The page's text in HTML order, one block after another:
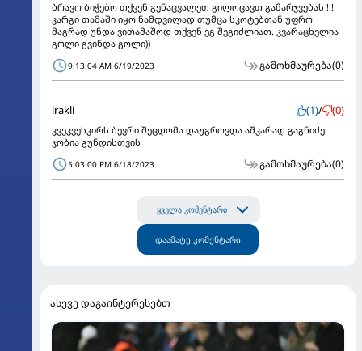
ბრავო ბიჭებო თქვენ გენაცვალეთ გილოცავთ გამარჯვებას !!!
კარგი თამაში იყო ნამდვილად თუმცა სკოტებთან უფრო
მაგრად უნდა ვითამაშოდ თქვენ ეგ შეგიძლიათ. კვარაცხელია
გოლი გვინდა გოლი))
9:13:04 AM 6/19/2023 გამოხმაურება(0)
irakli (1)/ (0)
კვეკვესკირს ბევრი შეცდომა დაუგროვდა აშკარად გაგნიძე
ჯობია გუნდისთვის
5:03:00 PM 6/18/2023 გამოხმაურება(0)
ყველა კომენტარი
დაამატე კომენტარი
ასევე დაგაინტერესებთ